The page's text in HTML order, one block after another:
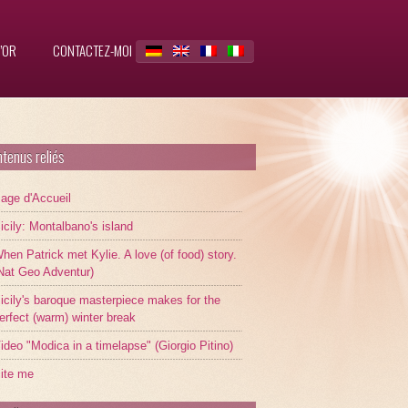
CONTACTEZ-MOI
reliés
d'Accueil
Montalbano's island
Patrick met Kylie. A love (of food) story.
Geo Adventur)
baroque masterpiece makes for the
(warm) winter break
"Modica in a timelapse" (Giorgio Pitino)
me